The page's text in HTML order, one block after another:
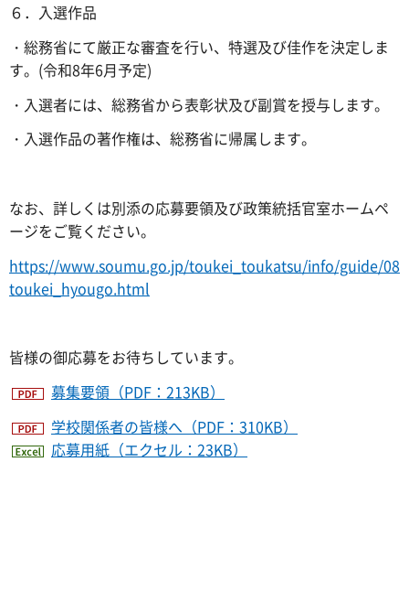
６．入選作品
・総務省にて厳正な審査を行い、特選及び佳作を決定しま
す。(令和8年6月予定)
・入選者には、総務省から表彰状及び副賞を授与します。
・入選作品の著作権は、総務省に帰属します。
なお、詳しくは別添の応募要領及び政策統括官室ホームペ
ージをご覧ください。
https://www.soumu.go.jp/toukei_toukatsu/info/guide/08
toukei_hyougo.html
皆様の御応募をお待ちしています。
募集要領（PDF：213KB）
学校関係者の皆様へ（PDF：310KB）
応募用紙（エクセル：23KB）